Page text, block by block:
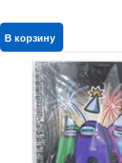
В корзину